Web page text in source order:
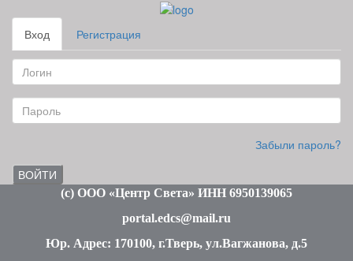
Вход Регистрация
Забыли пароль?
ВОЙТИ
(c) ООО «Центр Света» ИНН 6950139065
portal.edcs@mail.ru
Юр. Адрес: 170100, г.Тверь, ул.Вагжанова, д.5